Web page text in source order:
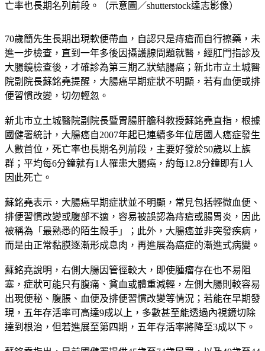
大腸癌自2007年起已連續多年位居國人癌症發生人數首位，死
70歲簡先生長期出現軟便帶血，自認只是痔瘡而自行擦藥，未
進一步檢查，直到一年多後因攝護腺問題就醫，經肛門指診及
大腸鏡檢查後，才確診為第三期乙狀結腸癌；新北市立土城醫
院副院長蘇銘堯提醒，大腸癌早期症狀不明顯，若有血便或排
新北市立土城醫院副院長暨胃腸肝膽科教授蘇銘堯直指，根據
國健署統計，大腸癌自2007年起已連續多年位居國人癌症發生
人數首位，死亡率也長期名列前段，主要好發於50歲以上族
群；平均每6分鐘就有1人罹患大腸癌，約每12.8分鐘即有1人
蘇銘堯表示，大腸癌早期症狀並不明顯，常見包括輕微血便、
排便習慣改變或腹部不適，容易被誤認為痔瘡或腸胃炎，因此
被稱為「最熟悉的陌生殺手」；此外，大腸癌並非突發疾病，
蘇銘堯說明，右側大腸因管徑較大，即使腫瘤存在也不易阻
塞，症狀可能只有腹痛、貧血或體重減輕，左側大腸則較容易
出現便秘、腹脹、血便及排便習慣改變等情況；若能在早期發
現，五年存活率可高達9成以上，多數甚至能透過內視鏡切除